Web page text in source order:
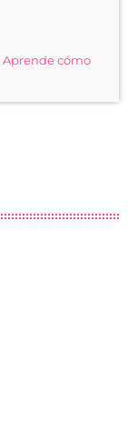
Aprende cómo